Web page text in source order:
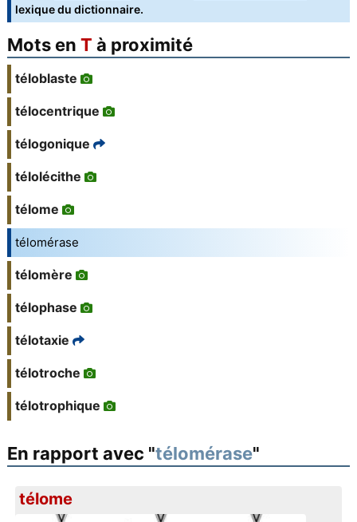
lexique du dictionnaire.
Mots en T à proximité
téloblaste
télocentrique
télogonique
télolécithe
télome
télomérase
télomère
télophase
télotaxie
télotroche
télotrophique
En rapport avec "télomérase"
télome